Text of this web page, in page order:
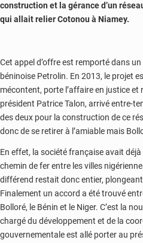
construction et la gérance d’un
qui allait relier Cotonou à Niamey.
Cet appel d’offre est remporté dans
béninoise Petrolin. En 2013, le projet
mécontent, porte l’affaire en justice
président Patrice Talon, arrivé entre-
des deux pour la construction de ce
donc de se retirer à l’amiable mais
En effet, la société française avait
chemin de fer entre les villes
différend restait donc entier,
Finalement un accord a été trouvé
Bolloré, le Bénin et le Niger. C’est la
chargé du développement et de la
gouvernementale est allé porter au